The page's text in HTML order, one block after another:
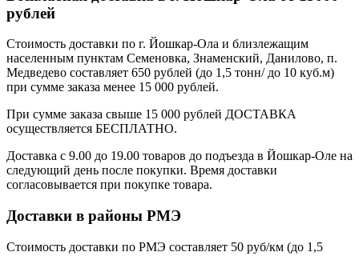
рублей
Стоимость доставки по г. Йошкар-Ола и близлежащим
населенным пунктам Семеновка, Знаменский, Данилово, п.
Медведево составляет 650 рублей (до 1,5 тонн/ до 10 куб.м)
при сумме заказа менее 15 000 рублей.
При сумме заказа свыше 15 000 рублей ДОСТАВКА
осуществляется БЕСПЛАТНО.
Доставка с 9.00 до 19.00 товаров до подъезда в Йошкар-Оле на
следующий день после покупки. Время доставки
согласовывается при покупке товара.
Доставки в районы РМЭ
Стоимость доставки по РМЭ составляет 50 руб/км (до 1,5